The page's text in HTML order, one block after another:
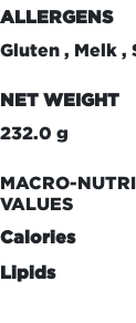
ALLERGENS
Gluten , Melk ,
NET WEIGHT
232.0 g
MACRO-
VALUES
Calories
Lipids